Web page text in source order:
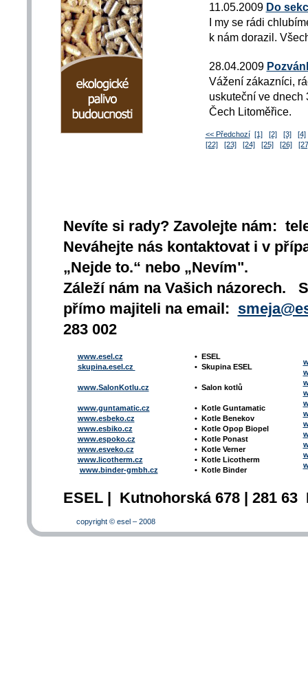
11.05.2009 Do
I my se rádi
k nám dorazil.
28.04.2009
Vážení zákazníci,
uskuteční ve dnech
Čech Litoměřice.
<< Předchozí [1] [2] [3]
[4]
[22]
[23] [24] [25] [26]
Nevíte si rady? Zavolejte nám:
Neváhejte nás kontaktovat i v
„Nejde to.“ nebo „Nevím".
Záleží nám na Vašich názorech.
přímo majiteli na email:
283 002
www.esel.cz
skupina.esel.cz
www.SalonKotlu.cz
www.guntamatic.cz
www.esbeko.cz
www.esbiko.cz
www.espoko.cz
www.esveko.cz
www.licotherm.cz
www.binder-gmbh.cz
• ESEL
• Skupina ESEL
• Salon kotlů
• Kotle Guntamatic
• Kotle Benekov
• Kotle Opop Biopel
• Kotle Ponast
• Kotle Verner
• Kotle Licotherm
• Kotle Binder
ESEL | Kutnohorská 678 | 281
copyright © esel – 2008